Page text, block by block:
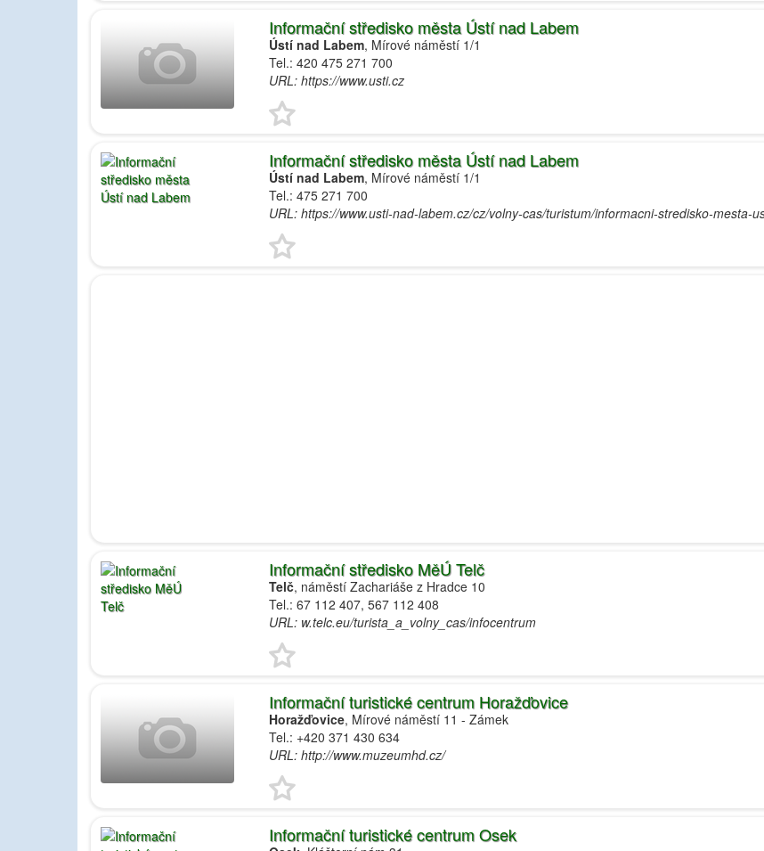
Informační středisko města Ústí nad Labem
Ústí nad Labem, Mírové náměstí 1/1
Tel.: 420 475 271 700
URL: https://www.usti.cz
Informační středisko města Ústí nad Labem
Ústí nad Labem, Mírové náměstí 1/1
Tel.: 475 271 700
URL: https://www.usti-nad-labem.cz/cz/volny-cas/turistum/informacni-stredisko-mesta-
Informační středisko MěÚ Telč
Telč, náměstí Zachariáše z Hradce 10
Tel.: 67 112 407, 567 112 408
URL: w.telc.eu/turista_a_volny_cas/infocentrum
Informační turistické centrum Horažďovice
Horažďovice, Mírové náměstí 11 - Zámek
Tel.: +420 371 430 634
URL: http://www.muzeumhd.cz/
Informační turistické centrum Osek